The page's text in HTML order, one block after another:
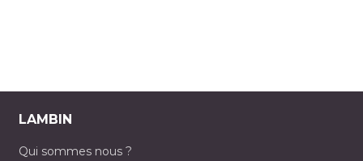
LAMBIN
Qui sommes nous ?